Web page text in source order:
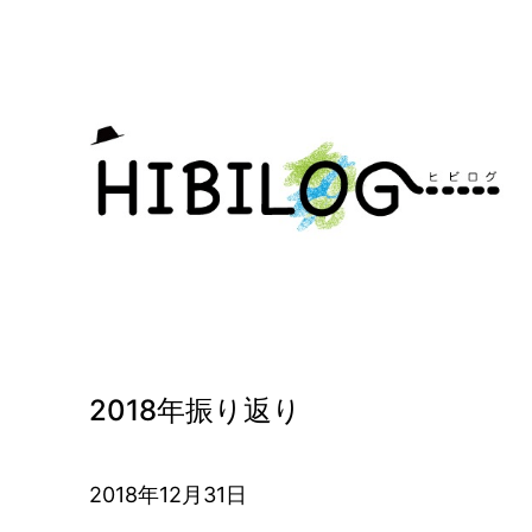
2018年振り返り
2018年12月31日